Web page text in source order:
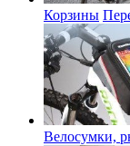
Корзины
Велосумки,